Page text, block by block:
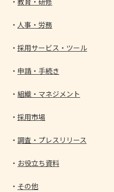
人事・労務
採用サービス・ツール
申請・手続き
組織・マネジメント
採用市場
調査・プレスリリース
お役立ち資料
その他